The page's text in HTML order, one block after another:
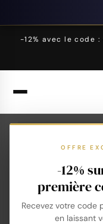
-12% avec le code :
OFFRE
-12%
première
Recevez votre code
en laissant